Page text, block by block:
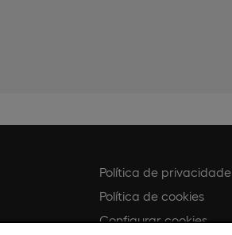
Política de privacidade
Política de cookies
Configurar cookies